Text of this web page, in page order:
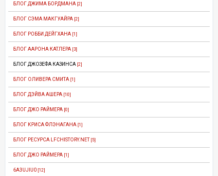
БЛОГ ДЖИМА БОРДМАНА [2]
БЛОГ СЭМА МАКГУАЙРА [2]
БЛОГ РОББИ ДЕЙГХАНА [1]
БЛОГ ААРОНА КАТЛЕРА [3]
БЛОГ ДЖОЗЕФА КАЗИНСА [2]
БЛОГ ОЛИВЕРА СМИТА [1]
БЛОГ ДЭЙВА АШЕРА [10]
БЛОГ ДЖО РАЙМЕРА [0]
БЛОГ КРИСА ФЛЭНАГАНА [1]
БЛОГ РЕСУРСА LFCHISTORY.NET [5]
БЛОГ ДЖО РАЙМЕРА [1]
6A3UJIU0 [12]